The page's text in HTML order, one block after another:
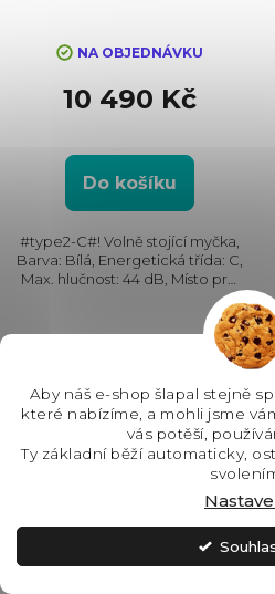
Aby náš e-shop šlapal stejně
které nabízíme, a mohli jsme
vás potěší,
Ty základní běží automaticky,
NA OBJEDNÁVKU
10 490 Kč
Do košíku
#type2-C#! Volně stojící myčka,
Barva: Bílá, Energetická třída: C,
Max. hlučnost: 44 dB, Místo pro
příbory: Košík, Zásuvka, Počet
souprav nádobí: 14, Počet
programů: 8, Spotřeba vody na
O
v
l
á
d
položek
CENOVÉ NABÍDKY
možnost uskladnění a doručení